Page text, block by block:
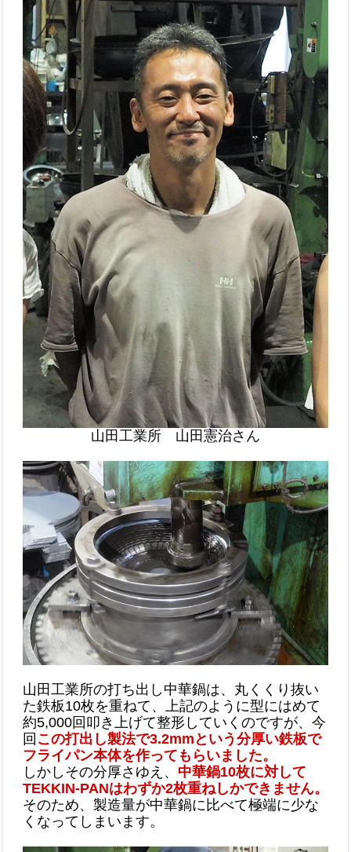
山田工業所 山田憲治さん
山田工業所の打ち出し中華鍋は、丸くくり抜い
た鉄板10枚を重ねて、上記のように型にはめて
約5,000回叩き上げて整形していくのですが、今
回 この打出し製法で3.2mmという分厚い鉄板で
フライパン本体を作ってもらいました。
しかしその分厚さゆえ、 中華鍋10枚に対して
TEKKIN-PANはわずか2枚重ねしかできません。
そのため、製造量が中華鍋に比べて極端に少な
くなってしまいます。